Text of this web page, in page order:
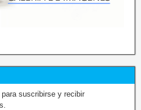
suscribirse y recibir